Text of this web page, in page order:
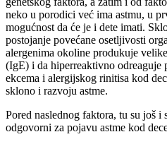
neko u porodici već ima astmu, u
mogućnost da će je i dete imati.
postojanje povećane osetljivosti
alergenima okoline produkuje
(IgE) i da hiperreaktivno odreaguje
ekcema i alergijskog rinitisa kod
sklono i razvoju astme.
Pored naslednog faktora, tu su još
odgovorni za pojavu astme kod